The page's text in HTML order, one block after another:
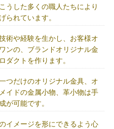
うした多くの職人たちにより
られています。
術や経験を生かし、お客様オ
ンの、ブランドオリジナル金
ダクトを作ります。
つだけのオリジナル金具、オ
イドの金属小物、革小物は手
が可能です。
イメージを形にできるよう心